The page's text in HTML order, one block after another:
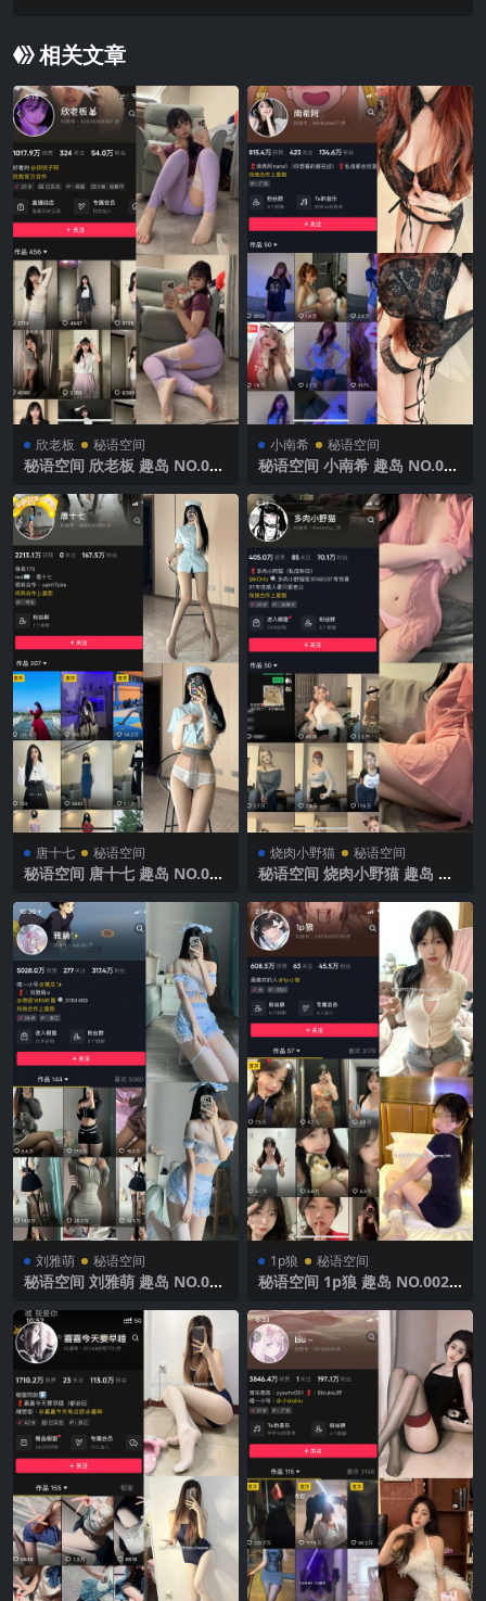
相关文章
欣老板 秘语空间
秘语空间 欣老板 趣岛 NO.008
整版
小南希 秘语空间
秘语空间 小南希 趣岛 NO.018
唐十七 秘语空间
秘语空间 唐十七 趣岛 NO.034
烧肉小野猫 秘语空间
秘语空间 烧肉小野猫 趣岛 N
新完整版
刘雅萌 秘语空间
秘语空间 刘雅萌 趣岛 NO.006
1p狼 秘语空间
秘语空间 1p狼 趣岛 NO.002
整版